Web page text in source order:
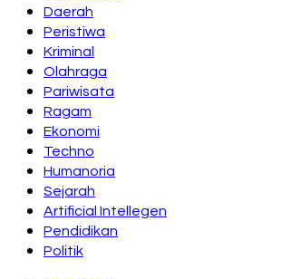
Daerah
Peristiwa
Kriminal
Olahraga
Pariwisata
Ragam
Ekonomi
Techno
Humanoria
Sejarah
Artificial Intellegen
Pendidikan
Politik